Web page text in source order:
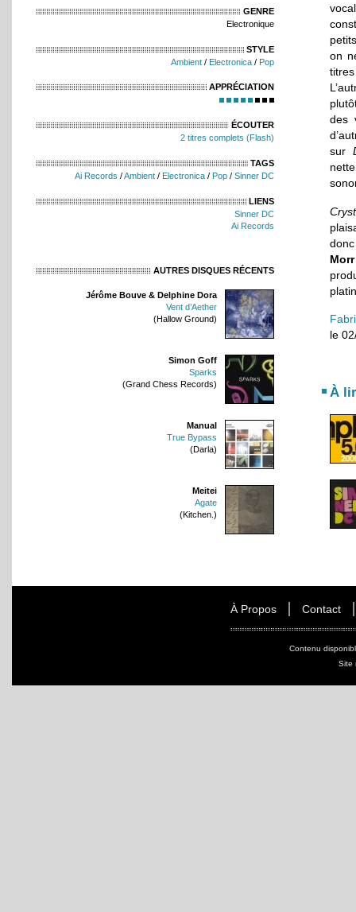
GENRE
Electronique
STYLE
Ambient / Electronica / Pop
APPRÉCIATION
ÉCOUTER
2 titres complets (Flash)
TAGS
Ai Records /Ambient / Electronica / Pop / Sinner DC
LIENS
Sinner DC
Ai Records
AUTRES DISQUES RÉCENTS
Jérôme Bouve & Delphine Dora
Vent d’Aether
(Hallow Ground)
Simon Goff
Sparks
(Grand Chess Records)
Manual
True Bypass
(Darla)
Meitei
Agate
(Kitchen.)
on
des
sur
le
À
À Propos Contact
Contenu
Site